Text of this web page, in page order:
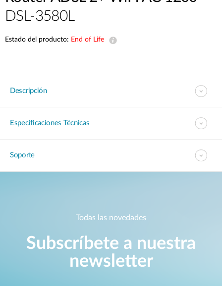
DSL-3580L
Estado del producto: End of Life
Descripción
Especificaciones Técnicas
Soporte
Todas las novedades
Subscríbete a nuestra
newsletter